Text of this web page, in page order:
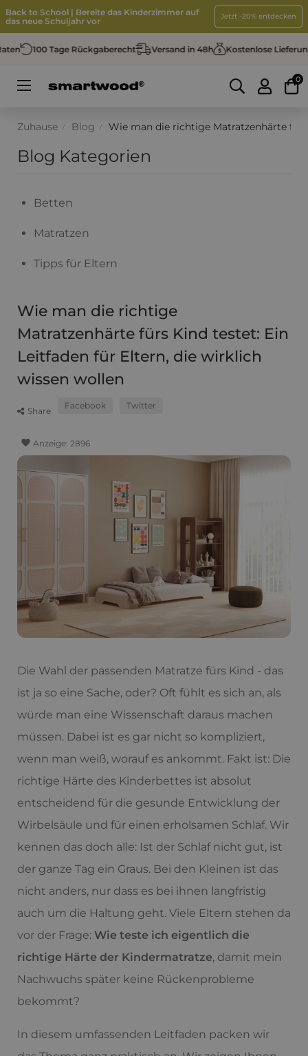
Back to School | Bereite das Kinderzimmer auf
das neue Schuljahr vor
Jetzt -20% entdecken
100 Tage Rückgaberecht Versand in 48h Kostenlose Lieferung
Umschalten
☰ 0
Zuhause Blog Wie man die richtige Matratzenhärte
Blog Kategorien
Betten
Matratzen
Tipps für Eltern
Wie man die richtige
Matratzenhärte fürs Kind testet: Ein
Leitfaden für Eltern, die wirklich
wissen wollen
Share
Facebook Twitter
favorite Anzeige: 2896
Die Wahl der passenden Matratze fürs Kind - das
ist ja so eine Sache, oder? Oft fühlt es sich an, als
würde man eine Wissenschaft daraus machen
müssen. Dabei ist es gar nicht so kompliziert,
wenn man weiß, worauf es ankommt. Fakt ist: Die
richtige Härte des Kinderbettes ist absolut
entscheidend für die gesunde Entwicklung der
Wirbelsäule und für einen erholsamen Schlaf. Wir
kennen das doch alle: Ist der Schlaf nicht gut, ist
der ganze Tag ein Graus. Bei den Kleinen ist das
nicht anders, nur dass es bei ihnen langfristig
auch um die Haltung geht. Viele Eltern stehen da
vor der Frage: Wie teste ich eigentlich die
richtige Härte der Kindermatratze, damit mein
Nachwuchs später keine Rückenprobleme
bekommt?
In diesem umfassenden Leitfaden packen wir